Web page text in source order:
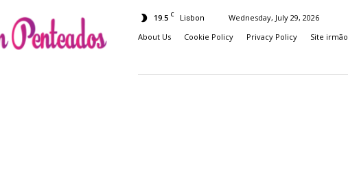
19.5 C Lisbon
Wednesday, July 29, 2026
About Us
Cookie Policy Privacy Policy Site irmão